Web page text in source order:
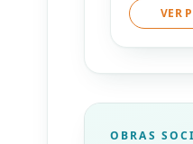
VER
OBRAS